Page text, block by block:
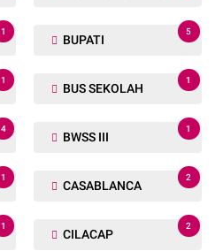
1
BUPATI
5
1
BUS SEKOLAH
1
4
BWSS III
1
1
CASABLANCA
2
1
CILACAP
2